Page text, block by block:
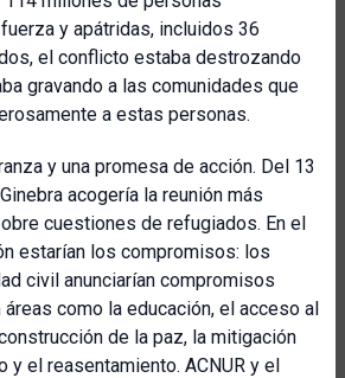
y apátridas, incluidos 36
el conflicto estaba destrozando
gravando a las comunidades que
a estas personas.
y una promesa de acción. Del 13
acogería la reunión más
cuestiones de refugiados. En el
estarían los compromisos: los
civil anunciarían compromisos
como la educación, el acceso al
de la paz, la mitigación
y el reasentamiento. ACNUR y el